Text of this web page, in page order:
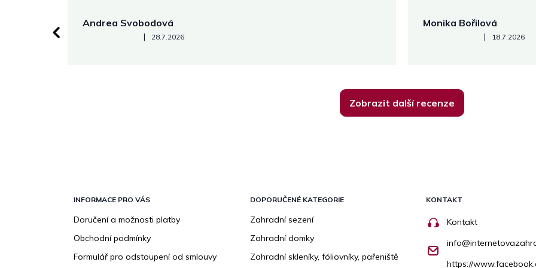
Andrea Svobodová
Hodnocení obchodu je 5 z 5 hvězdiček.
| 28.7.2026
Monika Bořilová
Hodnocení obchodu je 5 z
| 18.7.2026
Zobrazit další recenze
INFORMACE PRO VÁS
Doručení a možnosti platby
Obchodní podmínky
Formulář pro odstoupení od smlouvy
DOPORUČENÉ KATEGORIE
Zahradní sezení
Zahradní domky
Zahradní skleníky, fóliovníky, pařeniště
KONTAKT
Kontakt
info@
https://